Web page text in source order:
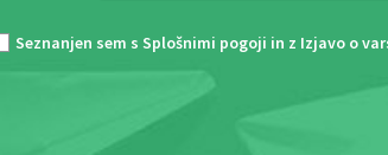
Seznanjen sem s Splošnimi pogoji in z Izjavo o